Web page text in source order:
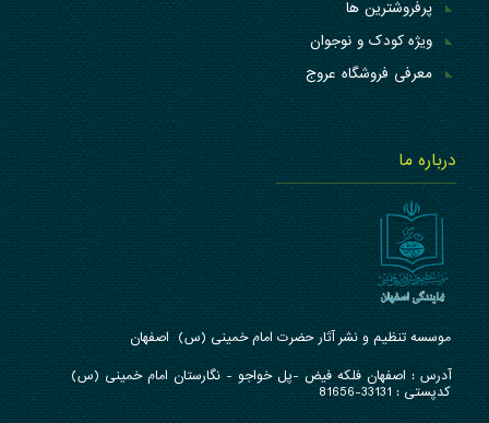
پرفروشترین ها
ویژه کودک و نوجوان
معرفی فروشگاه عروج
درباره ما
موسسه تنظیم و نشر آثار حضرت امام خمینی (س) اصفهان
آدرس : اصفهان فلکه فیض -پل خواجو - نگارستان امام خمینی (س)
کدپستی : 33131-81656